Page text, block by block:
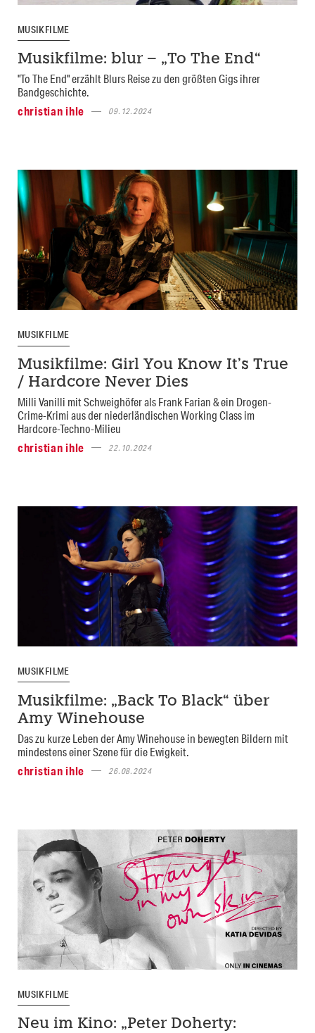
MUSIKFILME
Musikfilme: blur – „To The End“
"To The End" erzählt Blurs Reise zu den größten Gigs ihrer
Bandgeschichte.
christian ihle
09.12.2024
MUSIKFILME
Musikfilme: Girl You Know It’s True
/ Hardcore Never Dies
Milli Vanilli mit Schweighöfer als Frank Farian & ein Drogen-
Crime-Krimi aus der niederländischen Working Class im
Hardcore-Techno-Milieu
christian ihle
22.10.2024
MUSIKFILME
Musikfilme: „Back To Black“ über
Amy Winehouse
Das zu kurze Leben der Amy Winehouse in bewegten Bildern mit
mindestens einer Szene für die Ewigkeit.
christian ihle
26.08.2024
MUSIKFILME
Neu im Kino: „Peter Doherty: